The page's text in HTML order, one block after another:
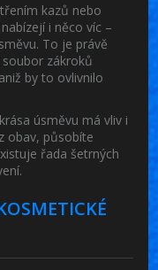
kazů nebo
i něco víc –
To je právě
zákroků
by to ovlivnilo
úsměvu má vliv i
obav, působíte
řada šetrných